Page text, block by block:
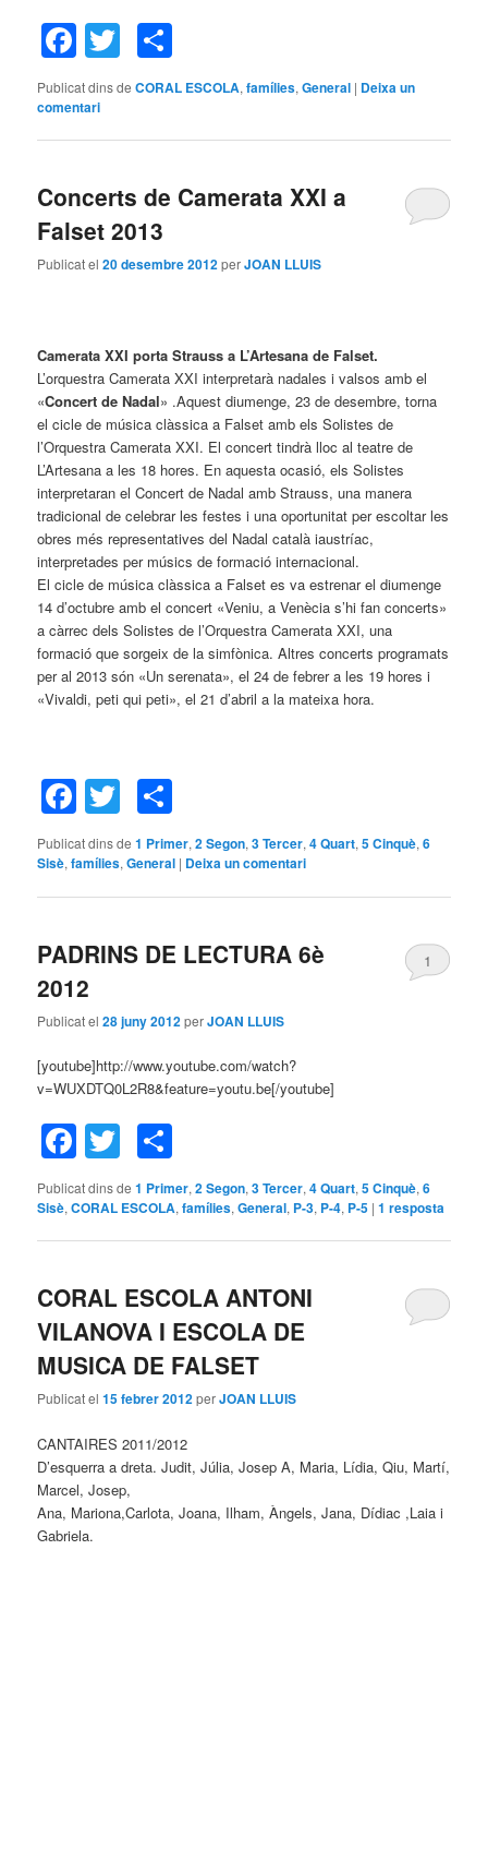
Facebook
Twitter
Publicat dins de CORAL ESCOLA,famílies,General | Deixa un
comentari
Concerts de Camerata XXI a
Falset 2013
Publicat el20 desembre 2012perJOAN LLUIS
Camerata XXI porta Strauss a L’Artesana de Falset.
L’orquestra Camerata XXI interpretarà nadales i valsos amb el
«Concert de Nadal» .Aquest diumenge, 23 de desembre, torna
el cicle de música clàssica a Falset amb els Solistes de
l’Orquestra Camerata XXI. El concert tindrà lloc al teatre de
L’Artesana a les 18 hores. En aquesta ocasió, els Solistes
interpretaran el Concert de Nadal amb Strauss, una manera
tradicional de celebrar les festes i una oportunitat per escoltar les
obres més representatives del Nadal català iaustríac,
interpretades per músics de formació internacional.
El cicle de música clàssica a Falset es va estrenar el diumenge
14 d’octubre amb el concert «Veniu, a Venècia s’hi fan concerts»
a càrrec dels Solistes de l’Orquestra Camerata XXI, una
formació que sorgeix de la simfònica. Altres concerts programats
per al 2013 són «Un serenata», el 24 de febrer a les 19 hores i
«Vivaldi, peti qui peti», el 21 d’abril a la mateixa hora.
Facebook
Twitter
Publicat dins de 1 Primer,2 Segon,3 Tercer,4 Quart,5 Cinquè,6
Sisè,famílies,General | Deixa un comentari
PADRINS DE LECTURA 6è
2012
Publicat el28 juny 2012perJOAN LLUIS
1
[youtube]http://www.youtube.com/watch?
v=WUXDTQ0L2R8&feature=youtu.be[/youtube]
Facebook
Twitter
Publicat dins de 1 Primer,2 Segon,3 Tercer,4 Quart,5 Cinquè,6
Sisè,CORAL ESCOLA,famílies,General, P-3, P-4, P-5 |1 resposta
CORAL ESCOLA ANTONI
VILANOVA I ESCOLA DE
MUSICA DE FALSET
Publicat el15 febrer 2012perJOAN LLUIS
CANTAIRES 2011/2012
D’esquerra a dreta. Judit, Júlia, Josep A, Maria, Lídia, Qiu, Martí,
Marcel, Josep,
Ana, Mariona,Carlota, Joana, Ilham, Àngels, Jana, Dídiac ,Laia i
Gabriela.